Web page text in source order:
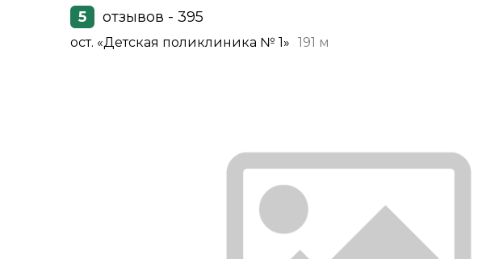
5 отзывов - 395
ост. «Детская поликлиника № 1» 191 м